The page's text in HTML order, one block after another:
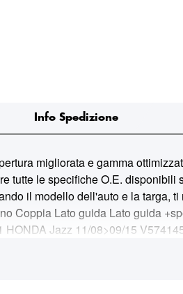
migliorata e gamma
tutte le specifiche O.E.
il modello dell'auto e la targa,
Coppia Lato guida Lato guida
Jazz 11/08>09/15
07 V574141 V574147
Info Spedizione